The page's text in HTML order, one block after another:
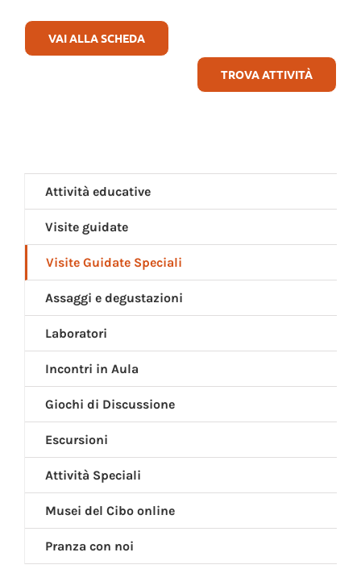
VAI ALLA SCHEDA
MUSEOLAB
TROVA ATTIVITÀ
Attività educative
Visite guidate
Visite Guidate Speciali
Assaggi e degustazioni
Laboratori
Incontri in Aula
Giochi di Discussione
Escursioni
Attività Speciali
Musei del Cibo online
Pranza con noi